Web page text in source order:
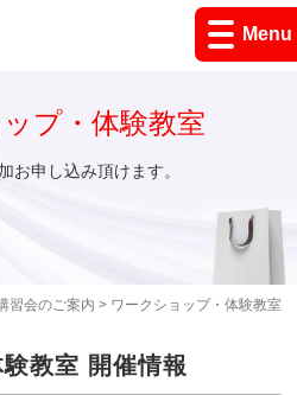
Menu
習会のご案内 > ワークショップ・体験教室
プ・体験教室
お申し込み頂けます。
教室 開催情報